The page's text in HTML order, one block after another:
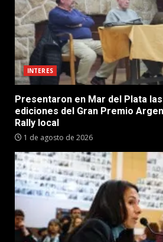
INTERES
Presentaron en Mar del Plata
ediciones del Gran Premio
Rally local
1 de agosto de 2026